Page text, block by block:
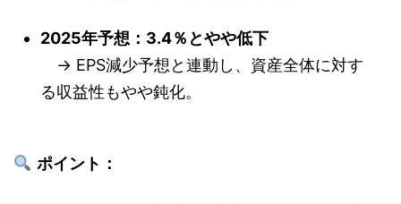
2025年予想：3.4％とやや低下
→ EPS減少予想と連動し、資産全体に対す
る収益性もやや鈍化。
ポイント：